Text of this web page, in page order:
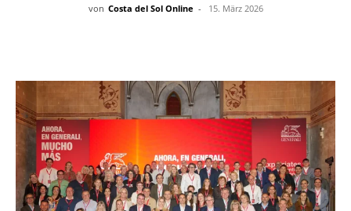
von Costa del Sol Online - 15. März 2026